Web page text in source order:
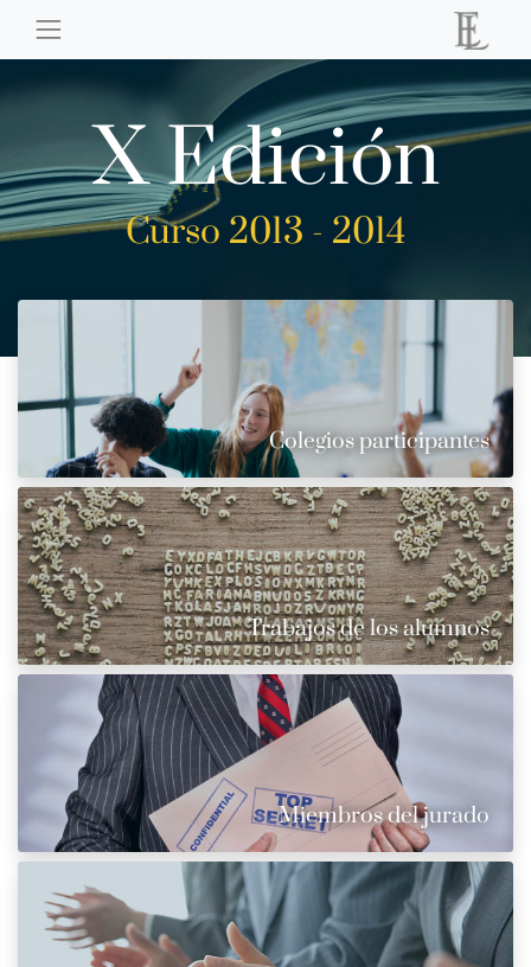
X Edición
Curso 2013 - 2014
Colegios participantes
Trabajos de los alumnos
Miembros del jurado